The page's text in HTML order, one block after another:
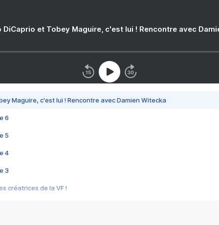
DiCaprio et Tobey Maguire, c'est lui ! Rencontre avec
Maguire, c'est lui ! Rencontre avec Damien Witecka
6
5
4
3
créatrices de la VF !